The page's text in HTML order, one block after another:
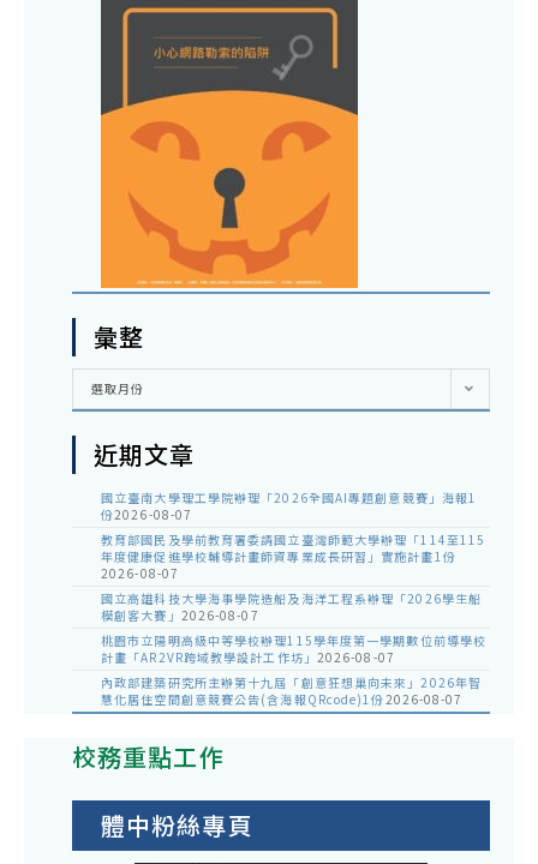
彙整
彙
選取月份
近期文章
國立臺南大學理工學院辦理「2026全國AI專題創意競賽」海報1
份2026-08-07
教育部國民及學前教育署委請國立臺灣師範大學辦理「114至115
年度健康促進學校輔導計畫師資專業成長研習」實施計畫1份
2026-08-07
國立高雄科技大學海事學院造船及海洋工程系辦理「2026學生船
模創客大賽」 2026-08-07
桃園市立陽明高級中等學校辦理115學年度第一學期數位前導學校
計畫「AR2VR跨域教學設計工作坊」 2026-08-07
內政部建築研究所主辦第十九屆「創意狂想巢向未來」2026年智
慧化居住空間創意競賽公告(含海報QRcode)1份2026-08-07
校務重點工作
體中粉絲專頁